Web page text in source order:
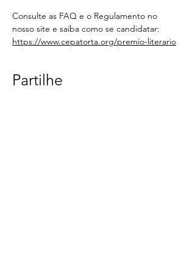
Consulte as FAQ e o Regulamento no
nosso site e saiba como se candidatar:
https://www.cepatorta.org/premio-literario
Partilhe